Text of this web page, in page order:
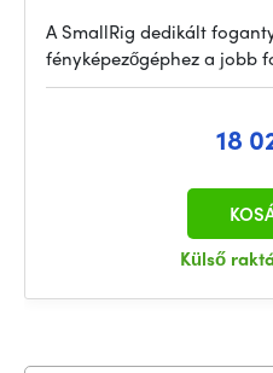
A SmallRig dedikált
fényképezőgéphez a jobb
18
Külső